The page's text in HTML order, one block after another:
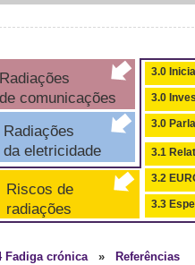
Radiações
de comunicações
eletricidade
Riscos de
3.0 Inicial
3.0
3.0
3.1
3.2
3.3
Fadiga crónica » Referências